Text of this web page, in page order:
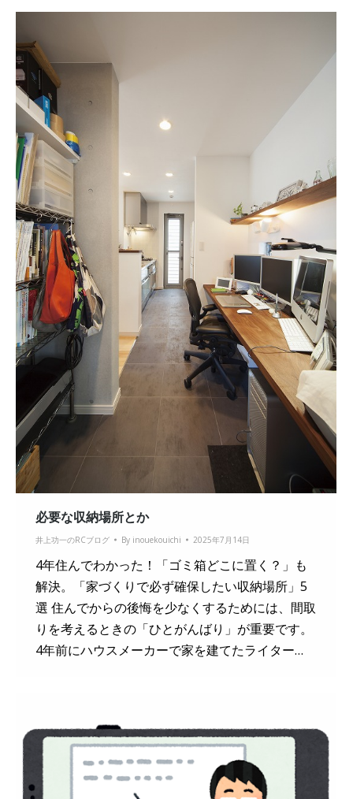
必要な収納場所とか
井上功一のRCブログ By inouekouichi 2025年7月14日
4年住んでわかった！「ゴミ箱どこに置く？」も
解決。「家づくりで必ず確保したい収納場所」5
選 住んでからの後悔を少なくするためには、間取
りを考えるときの「ひとがんばり」が重要です。
4年前にハウスメーカーで家を建てたライター…